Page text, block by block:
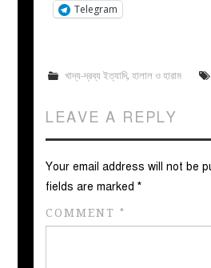
Telegram
খাদ্য-দ্রব্য ইত্যাদি, হালাল ও হারাম
LEAVE A REPLY
Your email address will not be
fields are marked*
COMMENT*